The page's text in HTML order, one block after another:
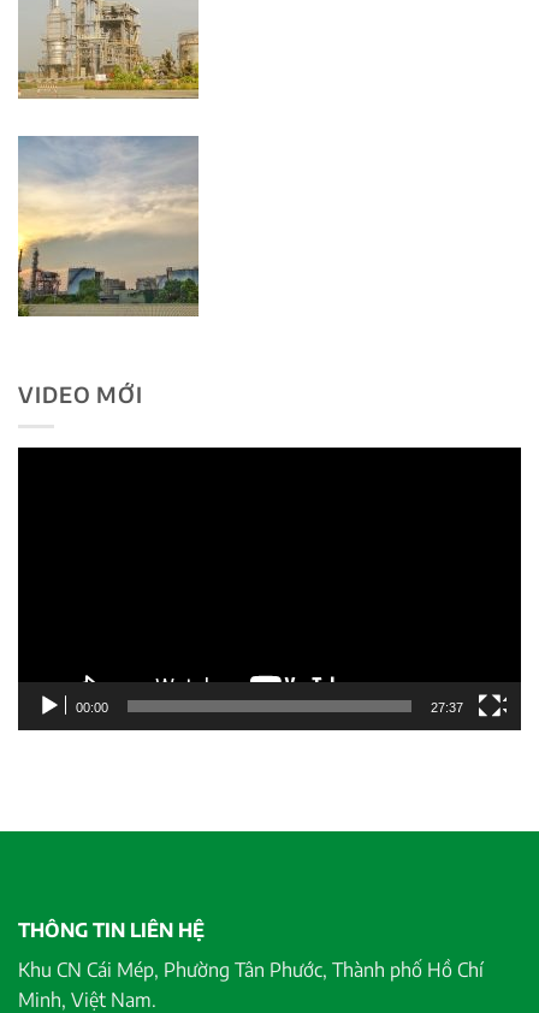
VIDEO MỚI
00:00 27:37
THÔNG TIN LIÊN HỆ
Khu CN Cái Mép, Phường Tân Phước, Thành phố Hồ Chí
Minh, Việt Nam.